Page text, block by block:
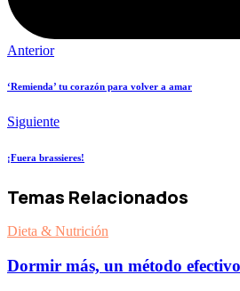
Anterior
‘Remienda’ tu corazón para volver a amar
Siguiente
¡Fuera brassieres!
Temas Relacionados
Dieta & Nutrición
Dormir más, un método